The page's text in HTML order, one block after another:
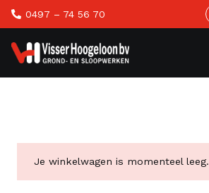
0497 – 74 56 70
Je winkelwagen is momenteel leeg.